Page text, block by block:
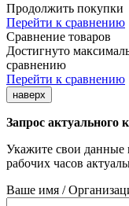
Продолжить покупки
Перейти к сравнению
Сравнение товаров
Достигнуто
сравнению
Перейти к сравнению
наверх
Запрос актуального
Укажите свои
рабочих часов
Ваше имя /